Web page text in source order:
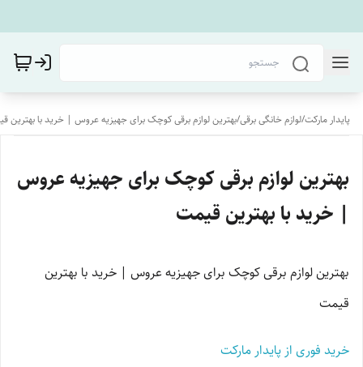
پایدار مارکت/لوازم خانگی برقی/بهترین لوازم برقی کوچک برای جهیزیه عروس | خرید با بهترین
بهترین لوازم برقی کوچک برای جهیزیه عروس
| خرید با بهترین قیمت
بهترین لوازم برقی کوچک برای جهیزیه عروس | خرید با بهترین
قیمت
خرید فوری از پایدار مارکت